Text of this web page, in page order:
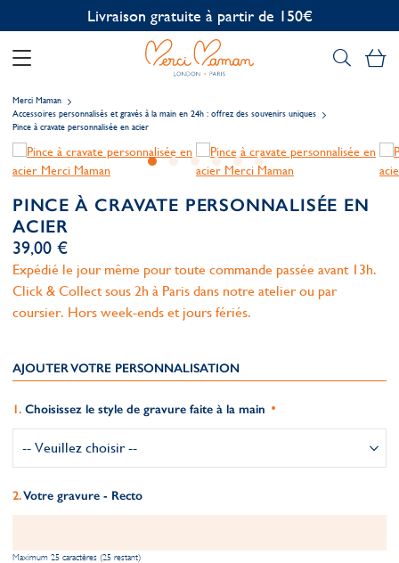
Personnalisation offerte
Merci Maman
Accessoires personnalisés et gravés à la main en 24h : offrez des souvenirs uniques
Pince à cravate personnalisée en acier
PINCE À CRAVATE PERSONNALISÉE EN
ACIER
39,00 €
Expédié le jour même pour toute commande passée avant 13h.
Click & Collect sous 2h à Paris dans notre atelier ou par
coursier. Hors week-ends et jours fériés.
AJOUTER VOTRE PERSONNALISATION
Choisissez le style de gravure faite à la main
Votre gravure - Recto
Maximum 25 caractères (25 restant)